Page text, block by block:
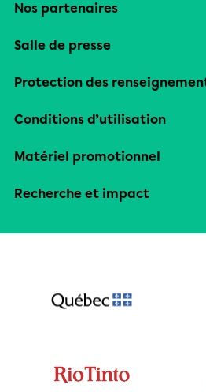
Nos partenaires
Salle de presse
Protection des
Conditions d’utilisation
Matériel promotionnel
Recherche et impact